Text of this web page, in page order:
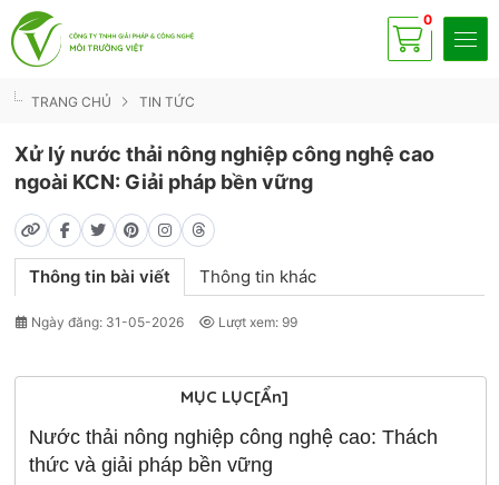
Có 0
sp
TRANG CHỦ TIN TỨC
Xử lý nước thải nông nghiệp công nghệ cao
ngoài KCN: Giải pháp bền vững
Thông tin bài viết Thông tin khác
Ngày đăng: 31-05-2026 Lượt xem: 99
MỤC LỤC[Ẩn]
Nước thải nông nghiệp công nghệ cao: Thách
thức và giải pháp bền vững